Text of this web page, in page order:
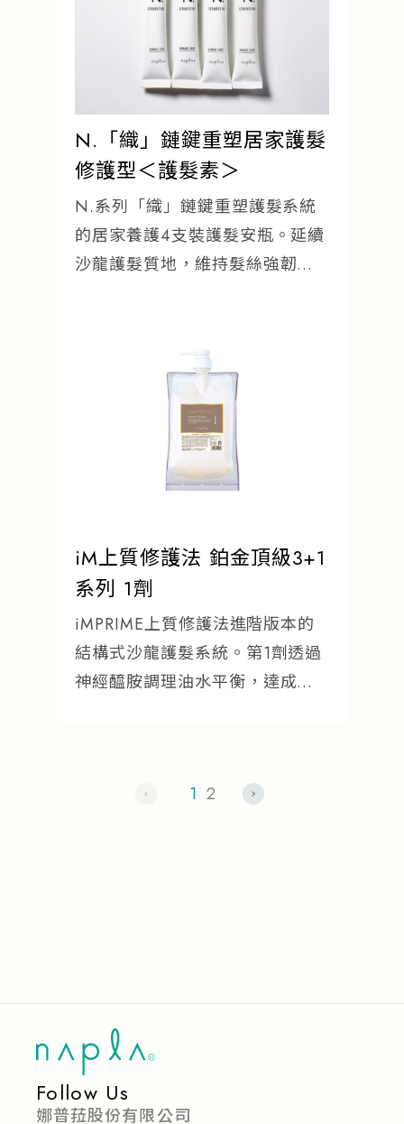
N.「織」鏈鍵重塑居家護髮
修護型＜護髮素＞
N.系列「織」鏈鍵重塑護髮系統
的居家養護4支裝護髮安瓶。延續
沙龍護髮質地，維持髮絲強韌度
iM上質修護法 鉑金頂級3+1
系列 1劑
iMPRIME上質修護法進階版本的
結構式沙龍護髮系統。第1劑透過
神經醯胺調理油水平衡，達成毛
1 2
Follow Us
娜普菈股份有限公司